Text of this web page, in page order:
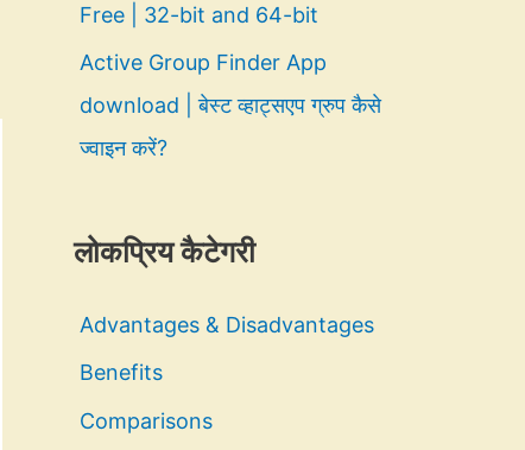
Free | 32-bit and 64-bit
Active Group Finder App
download | बेस्ट व्हाट्सएप ग्रुप कैसे
ज्वाइन करें?
लोकप्रिय कैटेगरी
Advantages & Disadvantages
Benefits
Comparisons